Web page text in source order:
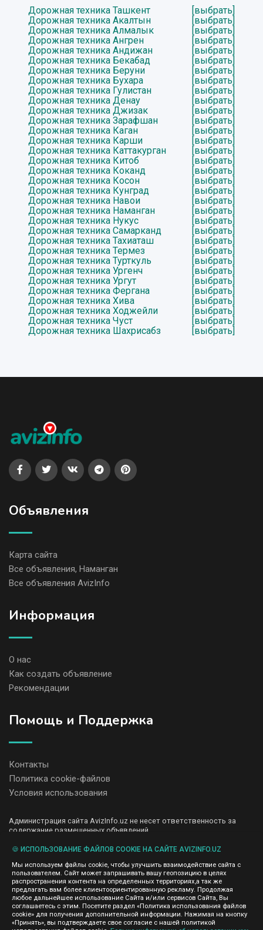
Дорожная техника Ташкент
[выбрать]
Дорожная техника Акалтын
[выбрать]
Дорожная техника Алмалык
[выбрать]
Дорожная техника Ангрен
[выбрать]
Дорожная техника Андижан
[выбрать]
Дорожная техника Бекабад
[выбрать]
Дорожная техника Беруни
[выбрать]
Дорожная техника Бухара
[выбрать]
Дорожная техника Гулистан
[выбрать]
Дорожная техника Денау
[выбрать]
Дорожная техника Джизак
[выбрать]
Дорожная техника Зарафшан
[выбрать]
Дорожная техника Каган
[выбрать]
Дорожная техника Карши
[выбрать]
Дорожная техника Каттакурган
[выбрать]
Дорожная техника Китоб
[выбрать]
Дорожная техника Коканд
[выбрать]
Дорожная техника Косон
[выбрать]
Дорожная техника Кунград
[выбрать]
Дорожная техника Навои
[выбрать]
Дорожная техника Наманган
[выбрать]
Дорожная техника Нукус
[выбрать]
Дорожная техника Самарканд
[выбрать]
Дорожная техника Тахиаташ
[выбрать]
Дорожная техника Термез
[выбрать]
Дорожная техника Турткуль
[выбрать]
Дорожная техника Ургенч
[выбрать]
Дорожная техника Ургут
[выбрать]
Дорожная техника Фергана
[выбрать]
Дорожная техника Хива
[выбрать]
Дорожная техника Ходжейли
[выбрать]
Дорожная техника Чуст
[выбрать]
Дорожная техника Шахрисабз
[выбрать]
Объявления
Карта сайта
Все объявления, Наманган
Все объявления AvizInfo
Информация
О нас
Как создать объявление
Рекомендации
Помощь и Поддержка
Контакты
Политика cookie-файлов
Условия использования
Администрация сайта AvizInfo.uz не несет ответственность за
содержание размещенных объявлений.
передаем и не продаем личную информацию зарегистрированных
правила конфиденциальности сайтов на которые ссылается
AvizInfo.uz. На некоторых страницах нашего сайта представлена
реклама Google Adsense Advertising Network. Чтобы узнать
подробней о правилах конфиденциальности Google нажмите тут
🍪 ИСПОЛЬЗОВАНИЕ ФАЙЛОВ COOKIE НА САЙТЕ AVIZINFO.UZ
Мы используем файлы cookie, чтобы улучшить взаимодействие сайта с
пользователем. Сайт может запрашивать вашу геопозицию в целях
распространения контента на определенных территориях,а так же
предлагать вам более клиентоориентированную рекламу. Продолжая
любое дальнейшее использование Сайта и/или сервисов Сайта, Вы
соглашаетесь с этим. Посетите раздел «Политика использования файлов
cookie» для получения дополнительной информации. Нажимая на кнопку
«Принять», вы подтверждаете свое согласие с нашей политикой